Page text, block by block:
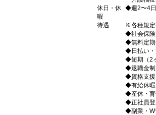
休日・休
暇
◆週2〜4日
待遇
※各種規
◆社会保険
◆無料定期
◆日払い・
◆短期（2
◆退職金
◆資格支援
◆有給休暇
◆産休・
◆正社員登
◆副業・W